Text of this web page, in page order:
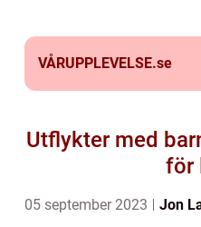
VÅRUPPLEVELSE.se
Utflykter med
för
05 september 2023 Jon